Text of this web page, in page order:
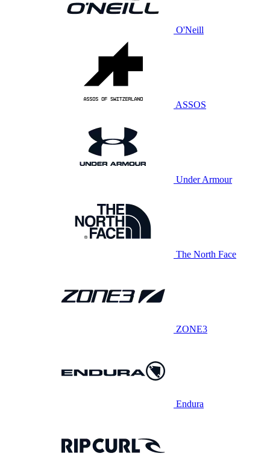
O'Neill
ASSOS
Under Armour
The North Face
ZONE3
Endura